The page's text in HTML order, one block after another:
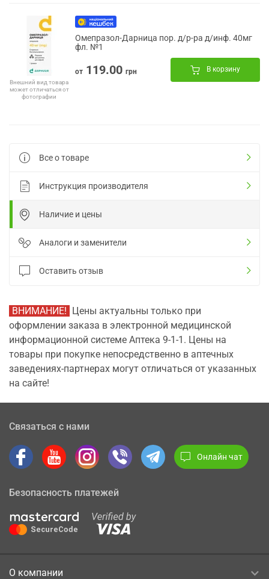
Внешний вид товара
может отличаться от
фотографии
Омепразол-Дарница пор. д/р-ра д/инф. 40мг
фл. №1
от 119.00 грн В корзину
Все о товаре
Инструкция производителя
Наличие и цены
Аналоги и заменители
Оставить отзыв
ВНИМАНИЕ! Цены актуальны только при
оформлении заказа в электронной медицинской
информационной системе Аптека 9-1-1. Цены на
товары при покупке непосредственно в аптечных
заведениях-партнерах могут отличаться от указанных
на сайте!
Связаться с нами
Онлайн чат
Безопасность платежей
О компании